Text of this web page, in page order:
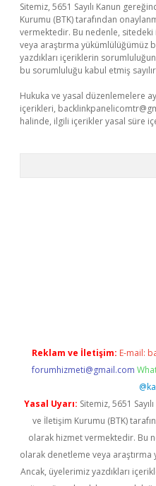
Sitemiz, 5651 Sayılı Kanun
Kurumu (BTK) tarafından
vermektedir. Bu nedenle,
veya araştırma yükümlülüğümüz
yazdıkları içeriklerin
bu sorumluluğu kabul etmiş
Hukuka ve yasal düzenlemelere
içerikleri,
halinde, ilgili içerikler yasal süre
Reklam ve İletişim: E-mail:
forumhizmeti@gmail.com
Yasal Uyarı: Sitemiz, 5651
ve İletişim Kurumu (BTK)
olarak hizmet vermektedir. Bu
olarak denetleme veya
Ancak, üyelerimiz yazdıkları